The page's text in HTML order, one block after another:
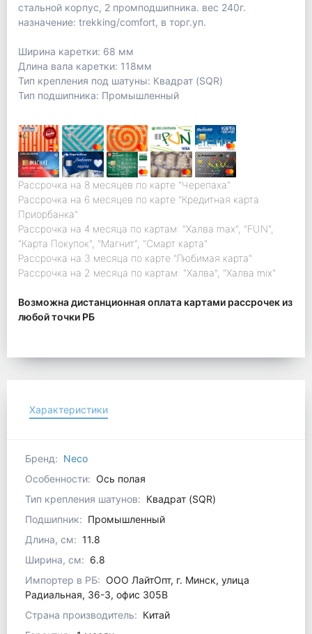
стальной корпус, 2 промподшипника. вес 240г.
назначение: trekking/comfort, в торг.уп.
Ширина каретки: 68 мм
Длина вала каретки: 118мм
Тип крепления под шатуны: Квадрат (SQR)
Тип подшипника: Промышленный
Рассрочка на 8 месяцев по карте "Черепаха"
Рассрочка на 6 месяцев по карте "Кредитная карта
Приорбанка"
Рассрочка на 4 месяца по картам: "Халва max", "FUN",
"Карта Покупок", "Магнит", "Смарт карта"
Рассрочка на 3 месяца по карте "Любимая карта"
Рассрочка на 2 месяца по картам: "Халва", "Халва mix"
Возможна дистанционная оплата картами рассрочек из
любой точки РБ
Характеристики
Бренд: Neco
Особенности: Ось полая
Тип крепления шатунов: Квадрат (SQR)
Подшипник: Промышленный
Длина, см: 11.8
Ширина, см: 6.8
Импортер в РБ: ООО ЛайтОпт, г. Минск, улица
Радиальная, 36-3, офис 305В
Страна производитель: Китай